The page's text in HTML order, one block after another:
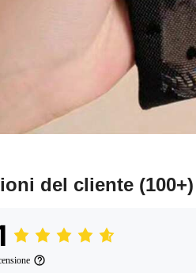
del cliente (100+)